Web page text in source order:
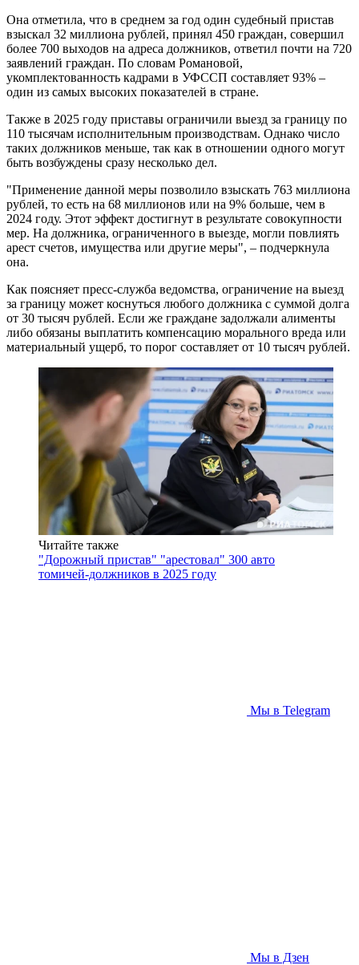
Она отметила, что в среднем за год один судебный пристав
взыскал 32 миллиона рублей, принял 450 граждан, совершил
более 700 выходов на адреса должников, ответил почти на 720
заявлений граждан. По словам Романовой,
укомплектованность кадрами в УФССП составляет 93% –
один из самых высоких показателей в стране.
Также в 2025 году приставы ограничили выезд за границу по
110 тысячам исполнительным производствам. Однако число
таких должников меньше, так как в отношении одного могут
быть возбуждены сразу несколько дел.
"Применение данной меры позволило взыскать 763 миллиона
рублей, то есть на 68 миллионов или на 9% больше, чем в
2024 году. Этот эффект достигнут в результате совокупности
мер. На должника, ограниченного в выезде, могли повлиять
арест счетов, имущества или другие меры", – подчеркнула
она.
Как поясняет пресс-служба ведомства, ограничение на выезд
за границу может коснуться любого должника с суммой долга
от 30 тысяч рублей. Если же граждане задолжали алименты
либо обязаны выплатить компенсацию морального вреда или
материальный ущерб, то порог составляет от 10 тысяч рублей.
Читайте также
"Дорожный пристав" "арестовал" 300 авто
томичей-должников в 2025 году
Мы в Telegram
Мы в Дзен